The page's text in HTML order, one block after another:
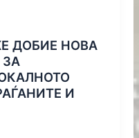
ДОБИЕ НОВА
И